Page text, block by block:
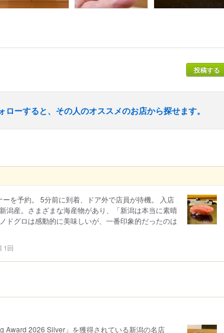
投稿する
ローすると、その人のオススメのお店から探せます。
を予約。 5分前に到着、ドア外で店員が待機。 入店
潟産。さまざまな海産物があり、「新潟は本当に素晴
ドグロは感動的に美味しいが、一番印象的だったのは
1回
Award 2026 Silver」を獲得されている新潟の名店